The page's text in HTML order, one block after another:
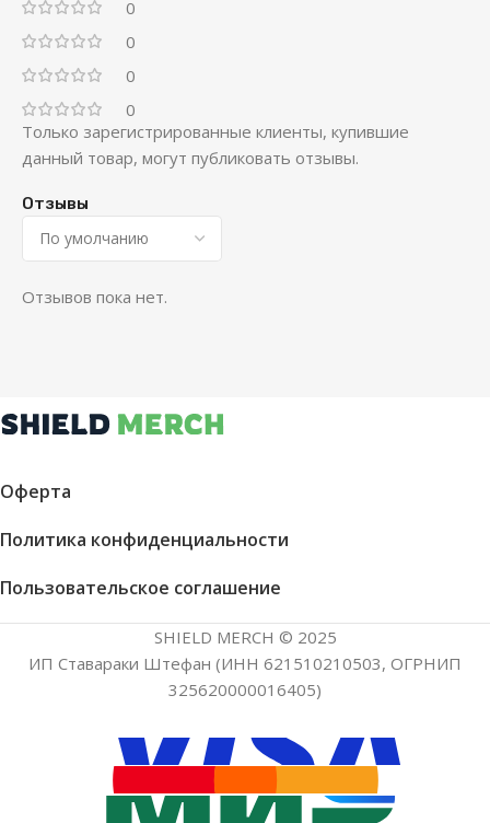
0
0
0
0
Отзывы
Отзывов пока нет.
Только зарегистрированные клиенты, купившие
данный товар, могут публиковать отзывы.
Оферта
Политика конфиденциальности
Пользовательское соглашение
SHIELD MERCH © 2025
ИП Ставараки Штефан (ИНН 621510210503, ОГРНИП
325620000016405)